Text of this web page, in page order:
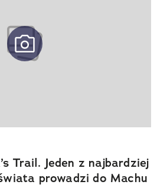
Trail. Jeden z najbardziej
prowadzi do Machu